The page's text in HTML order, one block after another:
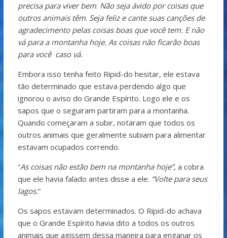
precisa para viver bem. Não seja ávido por coisas que
outros animais têm. Seja feliz e cante suas canções de
agradecimento pelas coisas boas que você tem. E não
vá para a montanha hoje. As coisas não ficarão boas
para você caso vá.
Embora isso tenha feito Ripid-do hesitar, ele estava
tão determinado que estava perdendo algo que
ignorou o aviso do Grande Espírito. Logo ele e os
sapos que o seguiram partiram para a montanha.
Quando começaram a subir, notaram que todos os
outros animais que geralmente subiam para alimentar
estavam ocupados correndo.
“As coisas não estão bem na montanha hoje”, a cobra
que ele havia falado antes disse a ele. “Volte para seus
lagos.”
Os sapos estavam determinados. O Ripid-do achava
que o Grande Espírito havia dito a todos os outros
animais que agissem dessa maneira para enganar os